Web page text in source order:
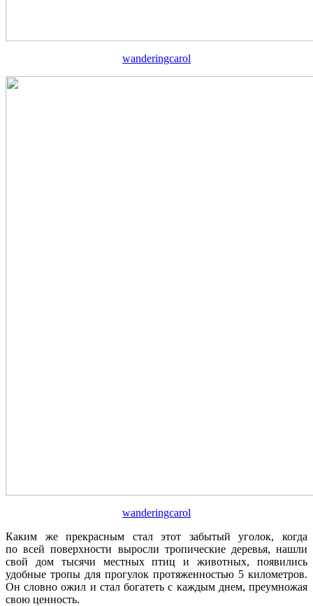
wanderingcarol
wanderingcarol
Каким же прекрасным стал этот забытый уголок, когда
по всей поверхности выросли тропические деревья, нашли
свой дом тысячи местных птиц и животных, появились
удобные тропы для прогулок протяженностью 5 километров.
Он словно ожил и стал богатеть с каждым днем, преумножая
свою ценность.